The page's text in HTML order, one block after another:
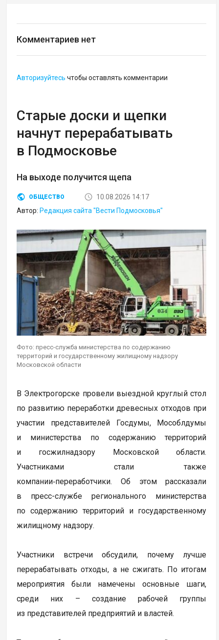
Комментариев нет
Авторизуйтесь чтобы оставлять комментарии
Старые доски и щепки
начнут перерабатывать
в Подмосковье
На выходе получится щепа
ОБЩЕСТВО
10.08.2026 14:17
Автор:Редакция сайта "Вести Подмосковья"
Фото: пресс-служба министерства по содержанию
территорий и государственному жилищному надзору
Московской области
В Электрогорске провели выездной круглый стол
по развитию переработки древесных отходов при
участии представителей Госдумы, Мособлдумы
и министерства по содержанию территорий
и госжилнадзору Московской области.
Участниками стали также
компании‑переработчики. Об этом рассказали
в пресс-службе регионального министерства
по содержанию территорий и государственному
жилищному надзору.
Участники встречи обсудили, почему лучше
перерабатывать отходы, а не сжигать. По итогам
мероприятия были намечены основные шаги,
среди них – создание рабочей группы
из представителей предприятий и властей.